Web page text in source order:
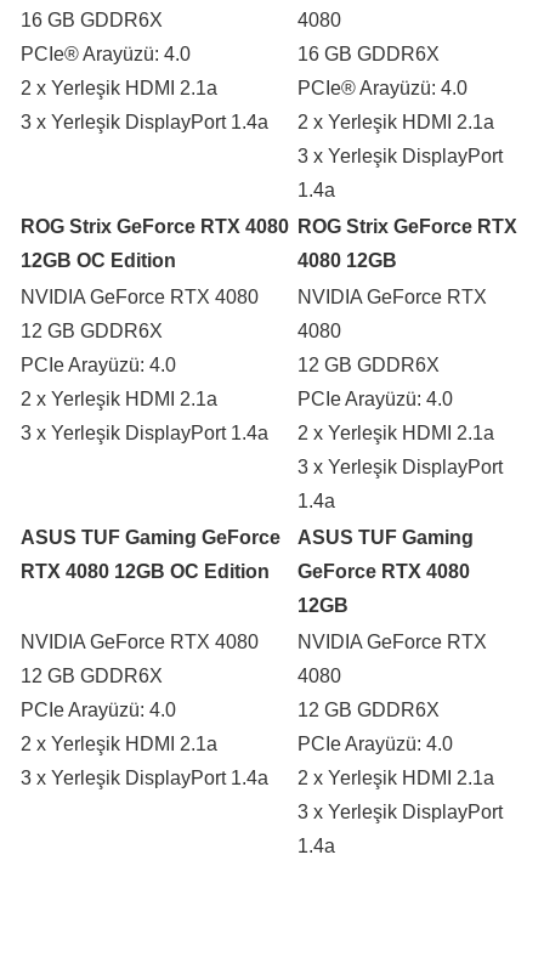
16 GB GDDR6X
PCIe®Arayüzü: 4.0
2 x Yerleşik HDMI 2.1a
3 x Yerleşik DisplayPort 1.4a
4080
16 GB GDDR6X
PCIe®Arayüzü: 4.0
2 x Yerleşik HDMI 2.1a
3 x Yerleşik DisplayPort
1.4a
ROG Strix GeForce RTX 4080
12GB OC Edition
ROG Strix GeForce RTX
4080 12GB
NVIDIA GeForce RTX 4080
12 GB GDDR6X
PCIe Arayüzü: 4.0
2 x Yerleşik HDMI 2.1a
3 x Yerleşik DisplayPort 1.4a
NVIDIA GeForce RTX
4080
12 GB GDDR6X
PCIe Arayüzü: 4.0
2 x Yerleşik HDMI 2.1a
3 x Yerleşik DisplayPort
1.4a
ASUS TUF Gaming GeForce
RTX 4080 12GB OC Edition
ASUS TUF Gaming
GeForce RTX 4080
12GB
NVIDIA GeForce RTX 4080
12 GB GDDR6X
PCIe Arayüzü: 4.0
2 x Yerleşik HDMI 2.1a
3 x Yerleşik DisplayPort 1.4a
NVIDIA GeForce RTX
4080
12 GB GDDR6X
PCIe Arayüzü: 4.0
2 x Yerleşik HDMI 2.1a
3 x Yerleşik DisplayPort
1.4a